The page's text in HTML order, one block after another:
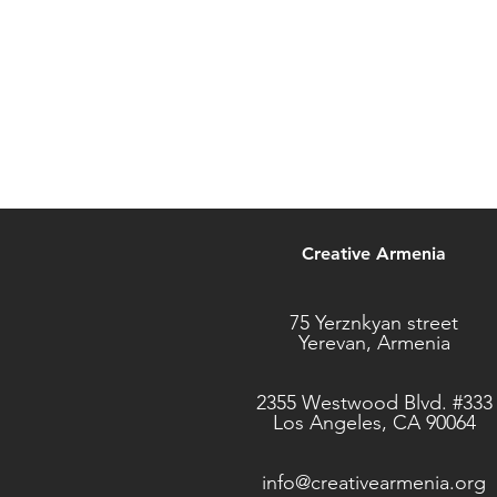
Creative Armenia
75 Yerznkyan street
Yerevan, Armenia
2355 Westwood Blvd. #333
Los Angeles, CA 90064
info@creativearmenia.org